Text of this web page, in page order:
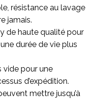
résistance au lavage
jamais.
de haute qualité pour
durée de vie plus
vide pour une
d’expédition.
mettre jusqu’à